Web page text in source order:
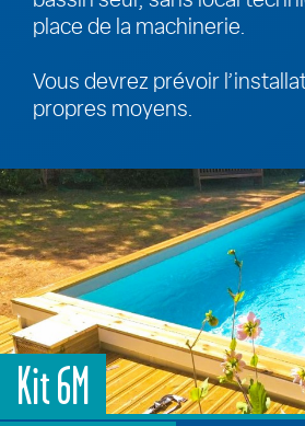
place de la machinerie.
Vous devrez prévoir
propres moyens.
Kit 6M